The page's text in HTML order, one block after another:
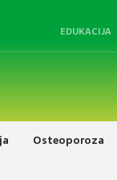
EDUKACIJA
Osteoporoza